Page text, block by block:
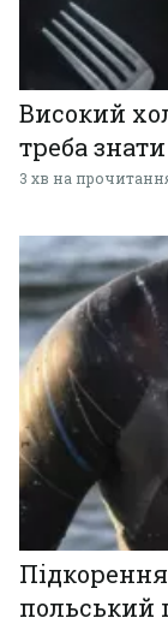
Високий
треба
3 хв на
польський